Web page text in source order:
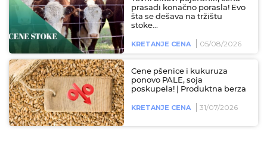
prasadi konačno porasla! Evo
šta se dešava na tržištu
stoke...
KRETANJE CENA 05/08/2026
Cene pšenice i kukuruza
ponovo PALE, soja
poskupela! | Produktna berza
KRETANJE CENA 31/07/2026